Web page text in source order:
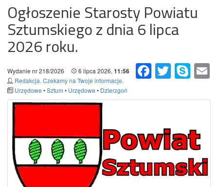
Ogłoszenie Starosty Powiatu
Sztumskiego z dnia 6 lipca
2026 roku.
FacebookTwitter Skype
Wydanie nr 218/2026 6 lipca 2026, 11:56
Redakcja. Czekamy na Twoje informacje.
Urzędowe •Sztum • Urzędowe • Dzierzgoń